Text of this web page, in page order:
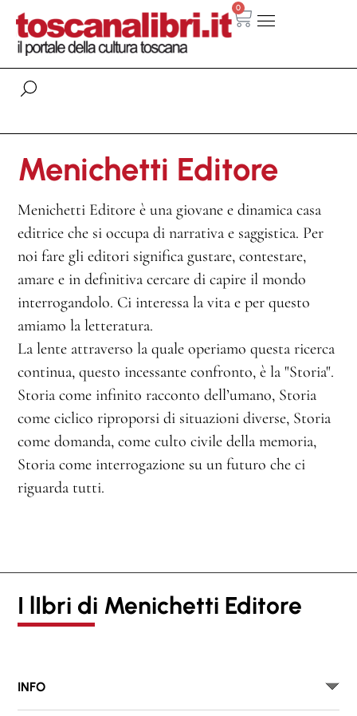
0
Menichetti Editore
Menichetti Editore è una giovane e dinamica casa
editrice che si occupa di narrativa e saggistica. Per
noi fare gli editori significa gustare, contestare,
amare e in definitiva cercare di capire il mondo
interrogandolo. Ci interessa la vita e per questo
amiamo la letteratura.
La lente attraverso la quale operiamo questa ricerca
continua, questo incessante confronto, è la "Storia".
Storia come infinito racconto dell’umano, Storia
come ciclico riproporsi di situazioni diverse, Storia
come domanda, come culto civile della memoria,
Storia come interrogazione su un futuro che ci
riguarda tutti.
I lIbri di Menichetti Editore
INFO